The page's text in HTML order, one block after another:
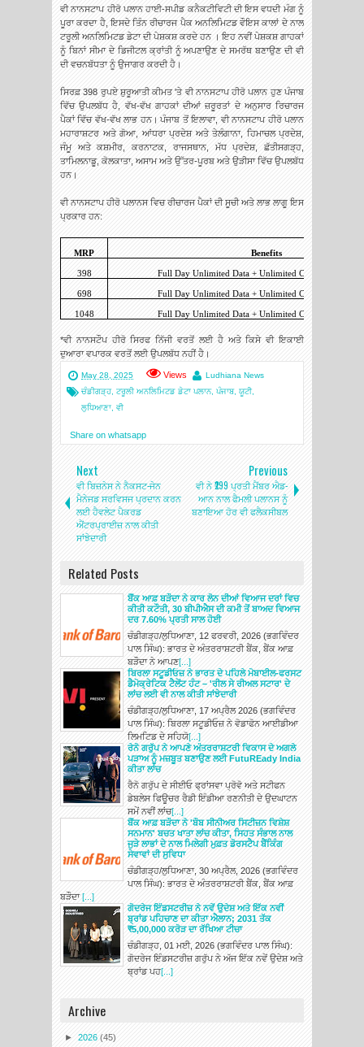
ਵੀ ਨਾਨਸਟਾਪ ਹੀਰੋ ਪਲਾਨ ਹਾਈ-ਸਪੀਡ ਕਨੈਕਟੀਵਿਟੀ ਦੀ ਇਸ ਵਧਦੀ ਮੰਗ ਨੂੰ
ਪੂਰਾ ਕਰਦਾ ਹੈ, ਇਸਦੇ ਤਿੰਨ ਰੀਚਾਰਜ ਪੈਕ ਅਨਲਿਮਿਟਡ ਵੌਇਸ ਕਾਲਾਂ ਦੇ ਨਾਲ
ਟਰੂਲੀ ਅਨਲਿਮਿਟਡ ਡੇਟਾ ਦੀ ਪੇਸ਼ਕਸ਼ ਕਰਦੇ ਹਨ । ਇਹ ਨਵੀਂ ਪੇਸ਼ਕਸ਼ ਗਾਹਕਾਂ
ਨੂੰ ਬਿਨਾਂ ਸੀਮਾ ਦੇ ਡਿਜੀਟਲ ਕ੍ਰਾਂਤੀ ਨੂੰ ਅਪਣਾਉਣ ਦੇ ਸਮਰੱਥ ਬਣਾਉਣ ਦੀ ਵੀ
ਦੀ ਵਚਨਬੱਧਤਾ ਨੂੰ ਉਜਾਗਰ ਕਰਦੀ ਹੈ।
ਸਿਰਫ਼ 398 ਰੁਪਏ ਸ਼ੁਰੂਆਤੀ ਕੀਮਤ 'ਤੇ ਵੀ ਨਾਨਸਟਾਪ ਹੀਰੋ ਪਲਾਨ ਹੁਣ ਪੰਜਾਬ
ਵਿੱਚ ਉਪਲਬੱਧ ਹੈ, ਵੱਖ-ਵੱਖ ਗਾਹਕਾਂ ਦੀਆਂ ਜ਼ਰੂਰਤਾਂ ਦੇ ਅਨੁਸਾਰ ਰਿਚਾਰਜ
ਪੈਕਾਂ ਵਿੱਚ ਵੱਖ-ਵੱਖ ਲਾਭ ਹਨ। ਪੰਜਾਬ ਤੋਂ ਇਲਾਵਾ, ਵੀ ਨਾਨਸਟਾਪ ਹੀਰੋ ਪਲਾਨ
ਮਹਾਰਾਸ਼ਟਰ ਅਤੇ ਗੋਆ, ਆਂਧਰਾ ਪ੍ਰਦੇਸ਼ ਅਤੇ ਤੇਲੰਗਾਨਾ, ਹਿਮਾਚਲ ਪ੍ਰਦੇਸ਼,
ਜੰਮੂ ਅਤੇ ਕਸ਼ਮੀਰ, ਕਰਨਾਟਕ, ਰਾਜਸਥਾਨ, ਮੱਧ ਪ੍ਰਦੇਸ਼, ਛੱਤੀਸਗੜ੍ਹ,
ਤਾਮਿਲਨਾਡੂ, ਕੋਲਕਾਤਾ, ਅਸਾਮ ਅਤੇ ਉੱਤਰ-ਪੂਰਬ ਅਤੇ ਉੜੀਸਾ ਵਿੱਚ ਉਪਲਬੱਧ
ਹਨ।
ਵੀ ਨਾਨਸਟਾਪ ਹੀਰੋ ਪਲਾਨਸ ਵਿਚ ਰੀਚਾਰਜ ਪੈਕਾਂ ਦੀ ਸੂਚੀ ਅਤੇ ਲਾਭ ਲਾਗੂ ਇਸ
ਪ੍ਰਕਾਰ ਹਨ:
MRP Benefits
398 Full Day Unlimited Data + Unlimited Calls + 100SMS/
698 Full Day Unlimited Data + Unlimited Calls + 100SMS/
1048 Full Day Unlimited Data + Unlimited Calls + 100SMS/
*ਵੀ ਨਾਨਸਟੌਪ ਹੀਰੋ ਸਿਰਫ ਨਿੱਜੀ ਵਰਤੋਂ ਲਈ ਹੈ ਅਤੇ ਕਿਸੇ ਵੀ ਇਕਾਈ
ਦੁਆਰਾ ਵਪਾਰਕ ਵਰਤੋਂ ਲਈ ਉਪਲਬੱਧ ਨਹੀਂ ਹੈ।
May 28, 2025 Views
Ludhiana News
ਚੰਡੀਗੜ੍ਹ, ਟਰੂਲੀ ਅਨਲਿਮਿਟਡ ਡੇਟਾ ਪਲਾਨ, ਪੰਜਾਬ, ਯੂਟੀ,
ਲੁਧਿਆਣਾ, ਵੀ
Share on whatsapp
Next
ਵੀ ਬਿਜ਼ਨੇਸ ਨੇ ਨੈਕਸਟ-ਜੇਨ
ਮੈਨੇਜਡ ਸਰਵਿਸਜ ਪ੍ਰਦਾਨ ਕਰਨ
ਲਈ ਹੈਵਲੇਟ ਪੈਕਰਡ
ਐਂਟਰਪ੍ਰਾਈਜ਼ ਨਾਲ ਕੀਤੀ
ਸਾਂਝੇਦਾਰੀ
Previous
ਵੀ ਨੇ ₹299 ਪ੍ਰਤੀ ਮੈਂਬਰ ਐਡ-
ਆਨ ਨਾਲ ਫੈਮਲੀ ਪਲਾਨਸ ਨੂੰ
ਬਣਾਇਆ ਹੋਰ ਵੀ ਫਲੈਕਸੀਬਲ
Related Posts
ਬੈਂਕ ਆਫ਼ ਬੜੌਦਾ ਨੇ ਕਾਰ ਲੋਨ ਦੀਆਂ ਵਿਆਜ ਦਰਾਂ ਵਿਚ
ਕੀਤੀ ਕਟੌਤੀ, 30 ਬੀਪੀਐਸ ਦੀ ਕਮੀ ਤੋਂ ਬਾਅਦ ਵਿਆਜ
ਦਰ 7.60% ਪ੍ਰਤੀ ਸਾਲ ਹੋਈ
ਚੰਡੀਗੜ੍ਹ/ਲੁਧਿਆਣਾ, 12 ਫਰਵਰੀ, 2026 (ਭਗਵਿੰਦਰ
ਪਾਲ ਸਿੰਘ): ਭਾਰਤ ਦੇ ਅੰਤਰਰਾਸ਼ਟਰੀ ਬੈਂਕ, ਬੈਂਕ ਆਫ਼
ਬੜੌਦਾ ਨੇ ਆਪਣ[...]
ਬਿਰਲਾ ਸਟੂਡੀਓਜ਼ ਨੇ ਭਾਰਤ ਦੇ ਪਹਿਲੇ ਮੋਬਾਈਲ-ਫਰਸਟ
ਡੈਮੋਕ੍ਰੇਟਿਕ ਟੈਲੇਂਟ ਹੰਟ – 'ਰੀਲ ਸੇ ਰੀਅਲ ਸਟਾਰ' ਦੇ
ਲਾਂਚ ਲਈ ਵੀ ਨਾਲ ਕੀਤੀ ਸਾਂਝੇਦਾਰੀ
ਚੰਡੀਗੜ੍ਹ/ਲੁਧਿਆਣਾ, 17 ਅਪ੍ਰੈਲ 2026 (ਭਗਵਿੰਦਰ
ਪਾਲ ਸਿੰਘ): ਬਿਰਲਾ ਸਟੂਡੀਓਜ਼ ਨੇ ਵੋਡਾਫੋਨ ਆਈਡੀਆ
ਲਿਮਟਿਡ ਦੇ ਸਹਿਯੋ[...]
ਰੇਨੋ ਗਰੁੱਪ ਨੇ ਆਪਣੇ ਅੰਤਰਰਾਸ਼ਟਰੀ ਵਿਕਾਸ ਦੇ ਅਗਲੇ
ਪੜਾਅ ਨੂੰ ਮਜ਼ਬੂਤ ​​ਬਣਾਉਣ ਲਈ FutuREady India
ਕੀਤਾ ਲਾਂਚ
ਰੈਨੋ ਗਰੁੱਪ ਦੇ ਸੀਈਓ ਫ੍ਰਾਂਸਵਾ ਪ੍ਰੋਵੋ ਅਤੇ ਸਟੀਫਨ
ਡੇਬਲੇਸ ਫਿਊਚਰ ਰੈਡੀ ਇੰਡੀਆ ਰਣਨੀਤੀ ਦੇ ਉਦਘਾਟਨ
ਸਮੇਂ ਨਵੀਂ ਲਾਂਚ[...]
ਬੈਂਕ ਆਫ਼ ਬੜੌਦਾ ਨੇ 'ਬੌਬ ਸੀਨੀਅਰ ਸਿਟੀਜ਼ਨ ਵਿਸ਼ੇਸ਼
ਸਨਮਾਨ' ਬਚਤ ਖਾਤਾ ਲਾਂਚ ਕੀਤਾ, ਸਿਹਤ ਸੰਭਾਲ ਨਾਲ
ਜੁੜੇ ਲਾਭਾਂ ਦੇ ਨਾਲ ਮਿਲੇਗੀ ਮੁਫ਼ਤ ਡੋਰਸਟੈਪ ਬੈਂਕਿੰਗ
ਸੇਵਾਵਾਂ ਦੀ ਸੁਵਿਧਾ
ਚੰਡੀਗੜ੍ਹ/ਲੁਧਿਆਣਾ, 30 ਅਪ੍ਰੈਲ, 2026 (ਭਗਵਿੰਦਰ
ਪਾਲ ਸਿੰਘ): ਭਾਰਤ ਦੇ ਅੰਤਰਰਾਸ਼ਟਰੀ ਬੈਂਕ, ਬੈਂਕ ਆਫ਼
ਬੜੌਦਾ [...]
ਗੋਦਰੇਜ ਇੰਡਸਟਰੀਜ਼ ਨੇ ਨਵੇਂ ਉਦੇਸ਼ ਅਤੇ ਇੱਕ ਨਵੀਂ
ਬ੍ਰਾਂਡ ਪਹਿਚਾਣ ਦਾ ਕੀਤਾ ਐਲਾਨ; 2031 ਤੱਕ
₹5,00,000 ਕਰੋੜ ਦਾ ਰੱਖਿਆ ਟੀਚਾ
ਚੰਡੀਗੜ੍ਹ, 01 ਮਈ, 2026 (ਭਗਵਿੰਦਰ ਪਾਲ ਸਿੰਘ):
ਗੋਦਰੇਜ ਇੰਡਸਟਰੀਜ਼ ਗਰੁੱਪ ਨੇ ਅੱਜ ਇੱਕ ਨਵੇਂ ਉਦੇਸ਼ ਅਤੇ
ਬ੍ਰਾਂਡ ਪਹ[...]
Archive
► 2026 (45)